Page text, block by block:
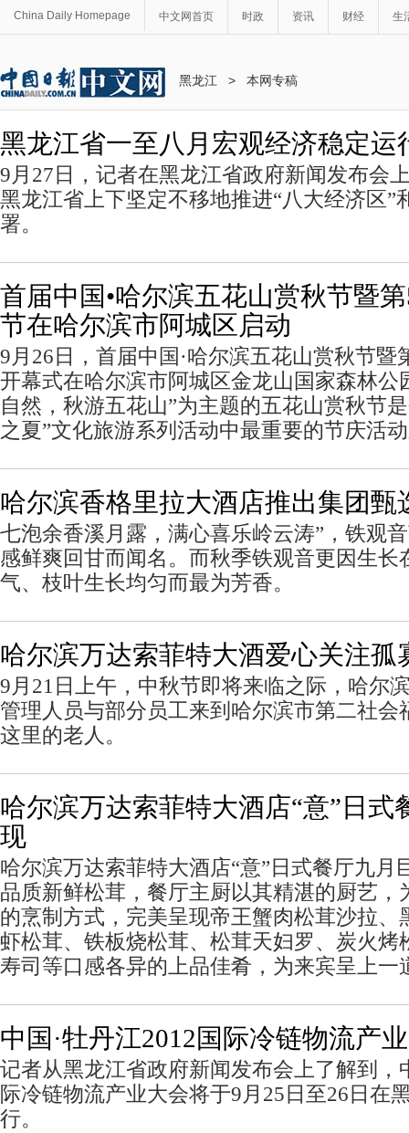
China Daily Homepage 中文网首页 时政 资讯 财经 生
黑龙江 > 本网专稿
黑龙江省一至八月宏观经济稳定运
9月27日，记者在黑龙江省政府新闻发布会
黑龙江省上下坚定不移地推进“八大经济区”
署。
首届中国•哈尔滨五花山赏秋节暨
节在哈尔滨市阿城区启动
9月26日，首届中国·哈尔滨五花山赏秋节暨
开幕式在哈尔滨市阿城区金龙山国家森林公
自然，秋游五花山”为主题的五花山赏秋节
之夏”文化旅游系列活动中最重要的节庆活
哈尔滨香格里拉大酒店推出集团甄
七泡余香溪月露，满心喜乐岭云涛”，铁观
感鲜爽回甘而闻名。而秋季铁观音更因生长
气、枝叶生长均匀而最为芳香。
哈尔滨万达索菲特大酒爱心关注孤
9月21日上午，中秋节即将来临之际，哈尔
管理人员与部分员工来到哈尔滨市第二社会
这里的老人。
哈尔滨万达索菲特大酒店“意”日式
现
哈尔滨万达索菲特大酒店“意”日式餐厅九月
品质新鲜松茸，餐厅主厨以其精湛的厨艺，
的烹制方式，完美呈现帝王蟹肉松茸沙拉、
虾松茸、铁板烧松茸、松茸天妇罗、炭火烤
寿司等口感各异的上品佳肴，为来宾呈上一
中国·牡丹江2012国际冷链物流产
记者从黑龙江省政府新闻发布会上了解到，
际冷链物流产业大会将于9月25日至26日在
行。